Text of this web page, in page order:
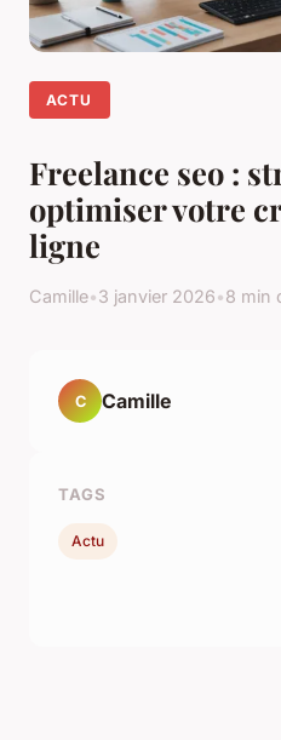
ACTU
Freelance seo :
optimiser votre
ligne
Camille•3 janvier 2026•8 min
C Camille
TAGS
Actu